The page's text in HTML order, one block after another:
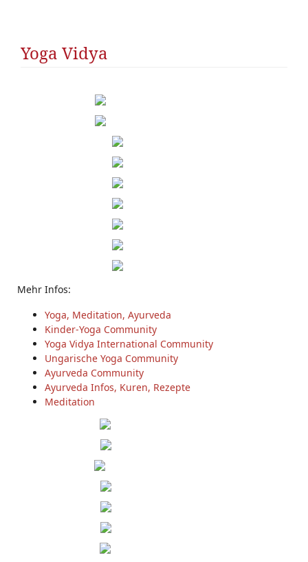
Yoga Vidya
Mehr Infos:
Yoga, Meditation, Ayurveda
Kinder-Yoga Community
Yoga Vidya International Community
Ungarische Yoga Community
Ayurveda Community
Ayurveda Infos, Kuren, Rezepte
Meditation